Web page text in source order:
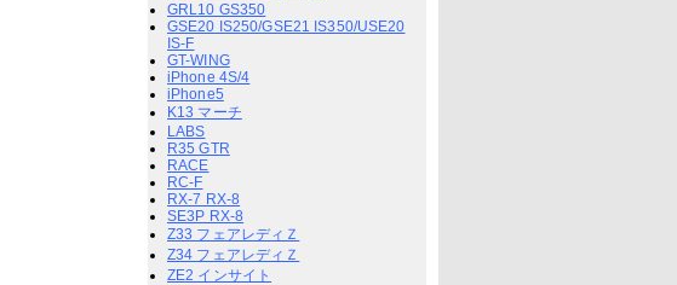
GRL10 GS350
GSE20 IS250/GSE21 IS350/USE20
IS-F
GT-WING
iPhone 4S/4
iPhone5
K13 マーチ
LABS
R35 GTR
RACE
RC-F
RX-7 RX-8
SE3P RX-8
Z33 フェアレディＺ
Z34 フェアレディＺ
ZE2 インサイト